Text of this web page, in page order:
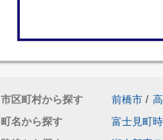
市区町村から探す 前橋市 /
町名から探す
富士見町